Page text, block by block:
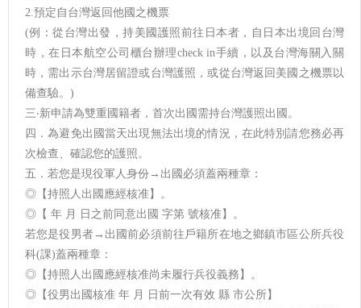
2.預定自台灣返回他國之機票
(例：從台灣出發，持美國護照前往日本者，自日本出境回台灣
時，在日本航空公司櫃台辦理check in手續，以及台灣海關入關
時，需出示台灣居留證或台灣護照，或從台灣返回美國之機票以
備查驗。)
三‧新申請為雙重國籍者，首次出國需持台灣護照出國。
四．為避免出國當天出現無法出境的情況，在此特別請您務必再
次檢查、確認您的護照。
五．若您是現役軍人身份→出國必須蓋兩種章：
◎【持照人出國應經核准】。
◎【 年 月 日之前同意出國 字第 號核准】。
若您是役男者→出國前必須前往戶籍所在地之鄉鎮市區公所兵役
科(課)蓋兩種章：
◎【持照人出國應經核准尚未履行兵役義務】。
◎【役男出國核准 年 月 日前一次有效 縣 市公所】